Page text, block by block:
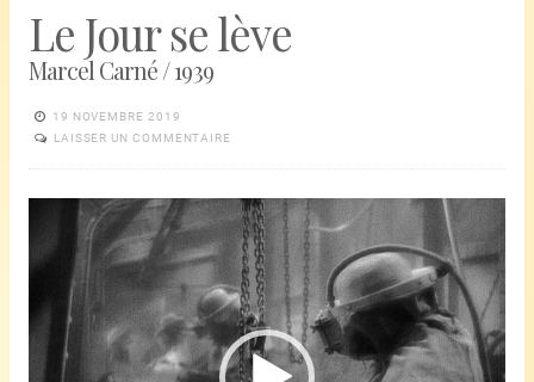
Le Jour se lève
Marcel Carné / 1939
19 NOVEMBRE 2019
LAISSER UN COMMENTAIRE
Lecteur